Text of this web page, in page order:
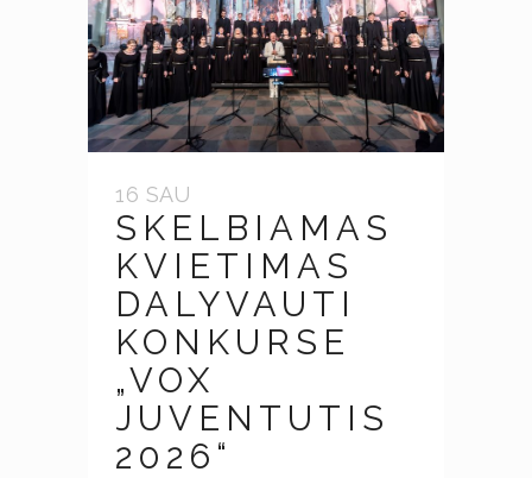
16 SAU
SKELBIAMAS
KVIETIMAS
DALYVAUTI
KONKURSE
„VOX
JUVENTUTIS
2026“